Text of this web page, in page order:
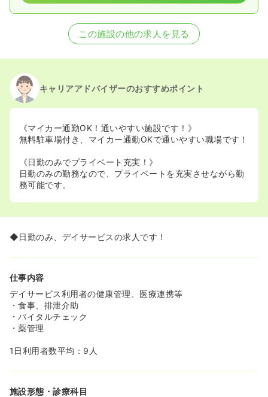
この施設の他の求人を見る
キャリアアドバイザーのおすすめポイント
《マイカー通勤OK！通いやすい施設です！》
無料駐車場付き、マイカー通勤OKで通いやすい職場です！
《日勤のみでプライベート充実！》
日勤のみの勤務なので、プライベートを充実させながら勤
務可能です。
◆日勤のみ、デイサービスの求人です！
仕事内容
デイサービス利用者の健康管理、医療連携等
・食事、排泄介助
・バイタルチェック
・薬管理
1日利用者数平均：9人
施設形態・診療科目